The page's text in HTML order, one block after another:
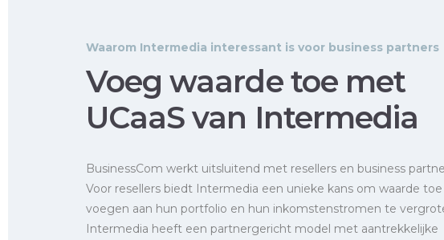
Waarom Intermedia interessant is voor business partners
Voeg waarde toe met
UCaaS van Intermedia
BusinessCom werkt uitsluitend met resellers en business
Voor resellers biedt Intermedia een unieke kans om waarde
voegen aan hun portfolio en hun inkomstenstromen te
Intermedia heeft een partnergericht model met aantrekkelijke